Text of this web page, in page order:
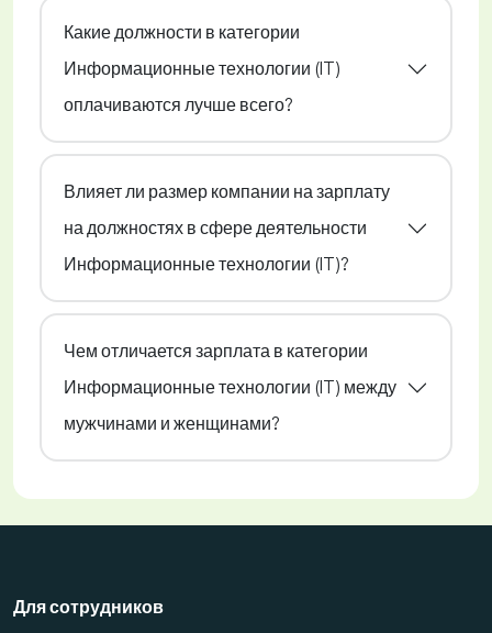
Какие должности в категории
Информационные технологии (IT)
оплачиваются лучше всего?
Влияет ли размер компании на зарплату
на должностях в сфере деятельности
Информационные технологии (IT)?
Чем отличается зарплата в категории
Информационные технологии (IT) между
мужчинами и женщинами?
Для сотрудников